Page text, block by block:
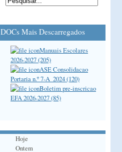
DOCs Mais Descarregados
Manuais Escolares
2026-2027 (205)
ASE Consolidacao
Portaria n.º 7-A_2024 (120)
Boletim pre-inscricao
EFA 2026-2027 (85)
Hoje
Ontem